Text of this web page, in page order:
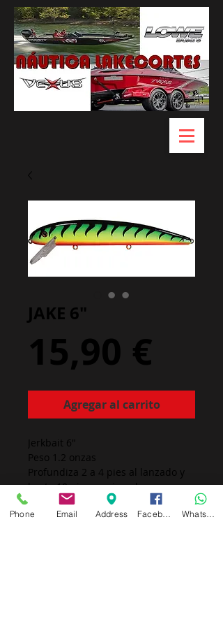
JAKE 6"
15,90 €
Agregar al carrito
Jerkbait 6"
Peso 1.2 onzas
Profundiza 2 a 4 pies al lanzado y
hasta 10 pies curricando
Phone Email Address